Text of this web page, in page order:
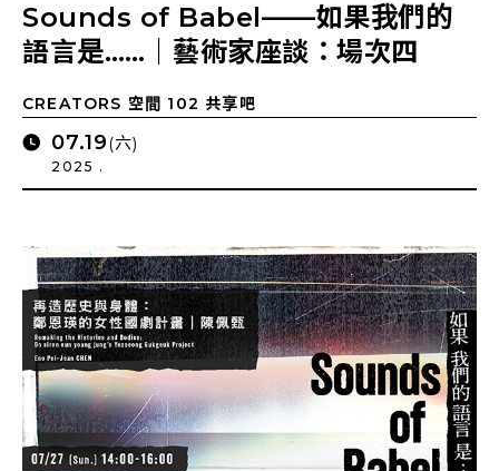
Sounds of Babel——如果我們的
語言是……｜藝術家座談：場次四
CREATORS 空間 102 共享吧
07.19(六)
2025 .